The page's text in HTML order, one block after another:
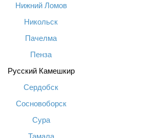
Нижний Ломов
Никольск
Пачелма
Пенза
Русский Камешкир
Сердобск
Сосновоборск
Сура
Тамала